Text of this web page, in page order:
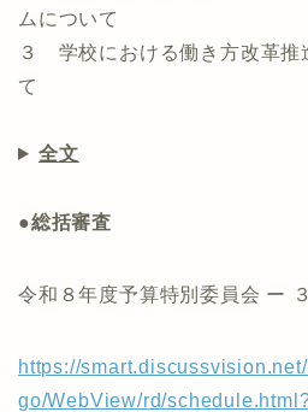
ムについて
３ 学校における働き方改革推
て
全文
●総括審査
令和８年度予算特別委員会 ー
https://
go/WebView/rd/